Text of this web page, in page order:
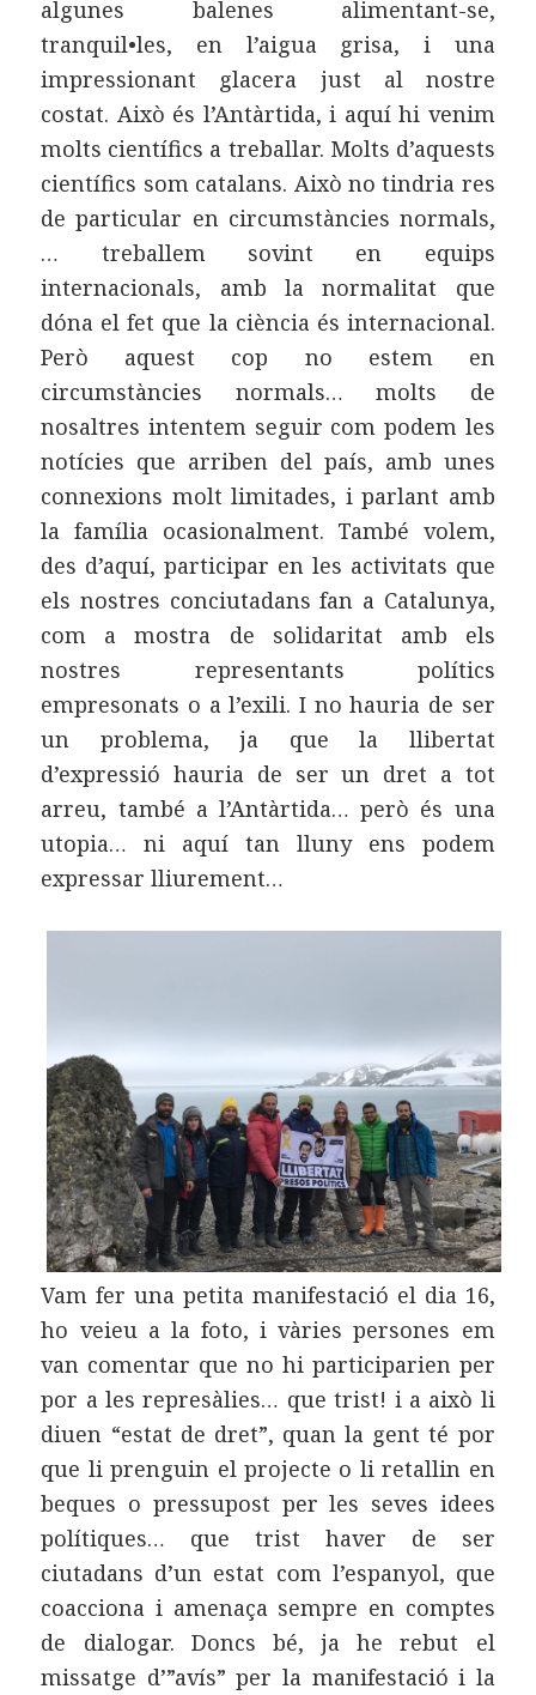
algunes balenes alimentant-se,
tranquil•les, en l’aigua grisa, i una
impressionant glacera just al nostre
costat. Això és l’Antàrtida, i aquí hi venim
molts científics a treballar. Molts d’aquests
científics som catalans. Això no tindria res
de particular en circumstàncies normals,
… treballem sovint en equips
internacionals, amb la normalitat que
dóna el fet que la ciència és internacional.
Però aquest cop no estem en
circumstàncies normals… molts de
nosaltres intentem seguir com podem les
notícies que arriben del país, amb unes
connexions molt limitades, i parlant amb
la família ocasionalment. També volem,
des d’aquí, participar en les activitats que
els nostres conciutadans fan a Catalunya,
com a mostra de solidaritat amb els
nostres representants polítics
empresonats o a l’exili. I no hauria de ser
un problema, ja que la llibertat
d’expressió hauria de ser un dret a tot
arreu, també a l’Antàrtida… però és una
utopia… ni aquí tan lluny ens podem
expressar lliurement…
Vam fer una petita manifestació el dia 16,
ho veieu a la foto, i vàries persones em
van comentar que no hi participarien per
por a les represàlies… que trist! i a això li
diuen “estat de dret”, quan la gent té por
que li prenguin el projecte o li retallin en
beques o pressupost per les seves idees
polítiques… que trist haver de ser
ciutadans d’un estat com l’espanyol, que
coacciona i amenaça sempre en comptes
de dialogar. Doncs bé, ja he rebut el
missatge d’”avís” per la manifestació i la